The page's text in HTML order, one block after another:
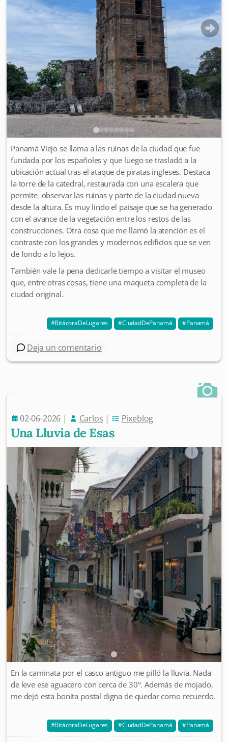
Panamá Viejo se llama a las ruinas de la ciudad que fue
fundada por los españoles y que luego se trasladó a la
ubicación actual tras el ataque de piratas ingleses. Destaca
la torre de la catedral, restaurada con una escalera que
permite observar las ruinas y parte de la ciudad nueva
desde la altura. Es muy lindo el paisaje que se ha generado
con el avance de la vegetación entre los restos de las
construcciones. Otra cosa que me llamó la atención es el
contraste con los grandes y modernos edificios que se ven
de fondo a lo lejos.
También vale la pena dedicarle tiempo a visitar el museo
que, entre otras cosas, tiene una maqueta completa de la
ciudad original.
BitácoraDeLugares CiudadDePanamá Panamá
Deja un comentario
02-06-2026 | Carlos | Pixeblog
Una Lluvia de Esas
En la caminata por el casco antiguo me pilló la lluvia. Nada
de leve ese aguacero con cerca de 30°. Además de mojado,
me dejó esta bonita postal digna de quedar como recuerdo.
BitácoraDeLugares CiudadDePanamá Panamá